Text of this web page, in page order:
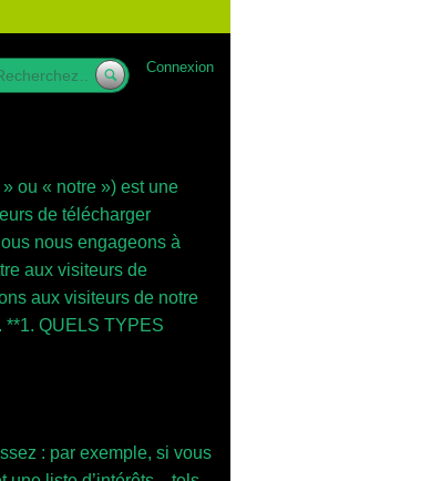
Connexion
ou « notre ») est une
de télécharger
nous engageons à
aux visiteurs de
aux visiteurs de notre
**1. QUELS TYPES
: par exemple, si vous